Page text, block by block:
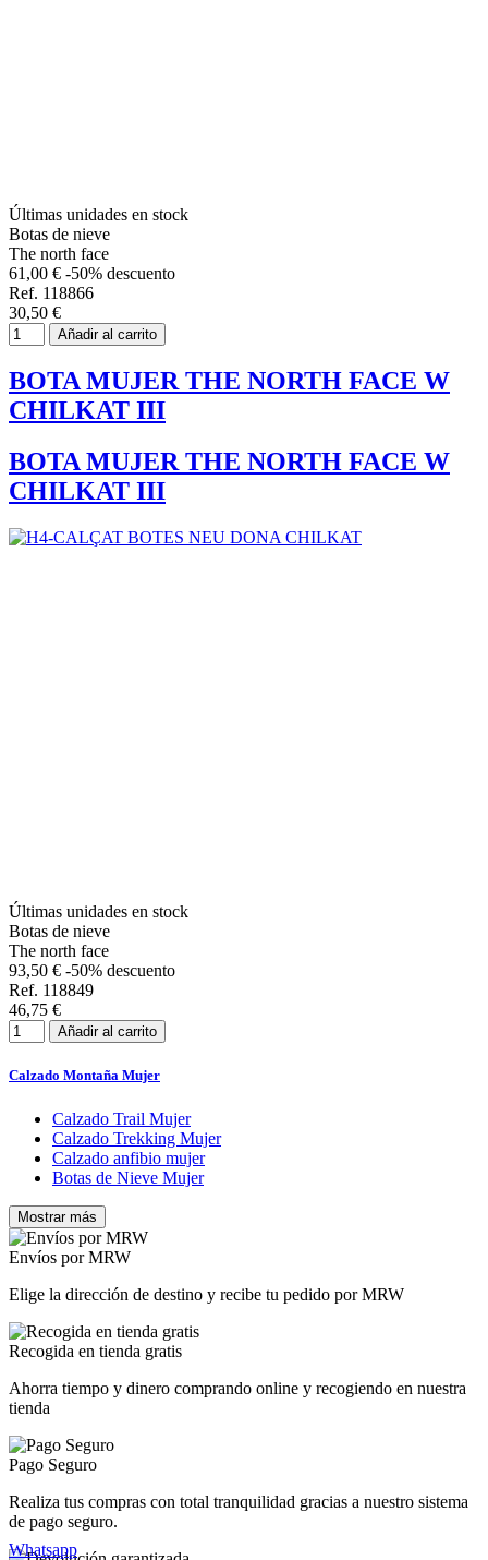
Whatsapp
Últimas unidades en stock
Botas de nieve
The north face
61,00 € -50% descuento
Ref. 118866
30,50 €
Añadir al carrito
BOTA MUJER THE NORTH FACE W
CHILKAT III
BOTA MUJER THE NORTH FACE W
CHILKAT III
Últimas unidades en stock
Botas de nieve
The north face
93,50 € -50% descuento
Ref. 118849
46,75 €
Añadir al carrito
Calzado Montaña Mujer
Calzado Trail Mujer
Calzado Trekking Mujer
Calzado anfibio mujer
Botas de Nieve Mujer
Borrar
Precio
Fabricantes
SEXO
NIÑA 2
CATEGORIA
CALZADO NIEVE
EDAD
ADULTO 9
Mostrar más
Envíos por MRW
Elige la dirección de destino y recibe tu pedido por MRW
Recogida en tienda gratis
Ahorra tiempo y dinero comprando online y recogiendo en nuestra
tienda
Pago Seguro
Realiza tus compras con total tranquilidad gracias a nuestro sistema
de pago seguro.